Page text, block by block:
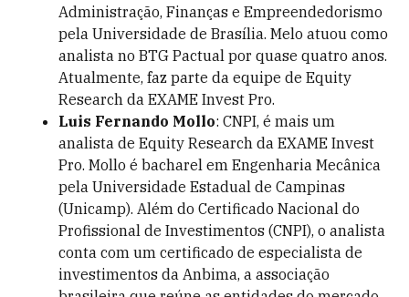
Administração, Finanças e Empreendedorismo
pela Universidade de Brasília. Melo atuou como
analista no BTG Pactual por quase quatro anos.
Atualmente, faz parte da equipe de Equity
Research da EXAME Invest Pro.
Luis Fernando Mollo: CNPI, é mais um
analista de Equity Research da EXAME Invest
Pro. Mollo é bacharel em Engenharia Mecânica
pela Universidade Estadual de Campinas
(Unicamp). Além do Certificado Nacional do
Profissional de Investimentos (CNPI), o analista
conta com um certificado de especialista de
investimentos da Anbima, a associação